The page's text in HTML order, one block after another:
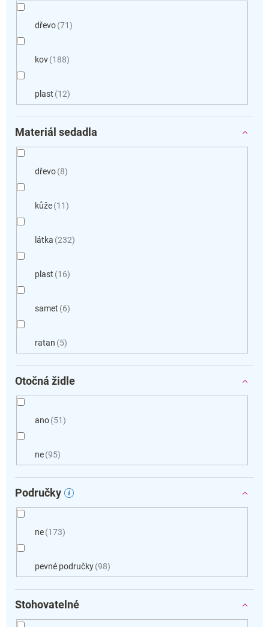
dřevo 71
kov 188
plast 12
Materiál sedadla
dřevo 8
kůže 11
látka 232
plast 16
samet 6
ratan 5
Otočná židle
ano 51
ne 95
Područky
ne 173
pevné područky 98
Stohovatelné